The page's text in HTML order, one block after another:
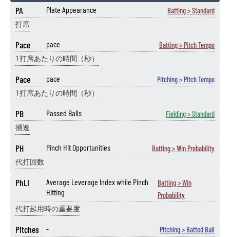
PA Plate Appearance Batting > Standard
打席
Pace pace Batting > Pitch Tempo
1打席あたりの時間（秒）
Pace pace Pitching > Pitch Tempo
1打席あたりの時間（秒）
PB Passed Balls Fielding > Standard
捕逸
PH Pinch Hit Opportunities Batting > Win Probability
代打回数
PhLI
Average Leverage Index while Pinch
Hitting
Batting > Win
Probability
代打起用時の重要度
Pitches - Pitching > Batted Ball